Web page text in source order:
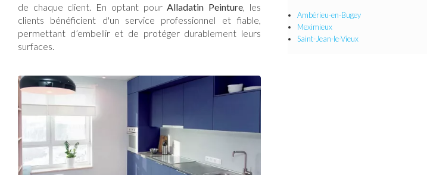
de chaque client. En optant pourAlladatin Peinture, les
clients bénéficient d'un service professionnel et fiable,
permettant d’embellir et de protéger durablement leurs
surfaces.
Ambérieu-en-Bugey
Meximieux
Saint-Jean-le-Vieux